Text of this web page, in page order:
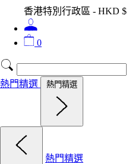
香港特別行政區 - HKD $
0
熱門精選 熱門精選
熱門精選